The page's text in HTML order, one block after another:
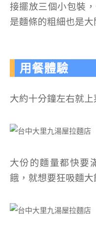
接擺放三個小包裝
是麵條的粗細也是大
用餐體驗
大約十分鐘左右就上
大份的麵量都快要
餓，就想要狂吸麵大